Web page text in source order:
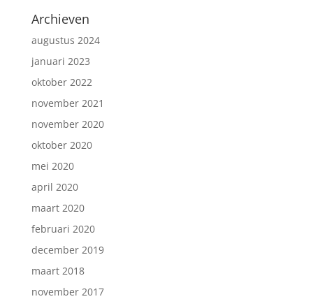
Archieven
augustus 2024
januari 2023
oktober 2022
november 2021
november 2020
oktober 2020
mei 2020
april 2020
maart 2020
februari 2020
december 2019
maart 2018
november 2017